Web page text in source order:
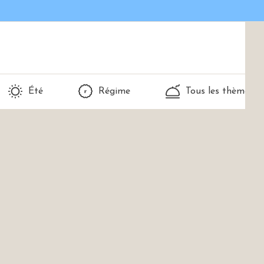
Été Régime Tous les thèmes